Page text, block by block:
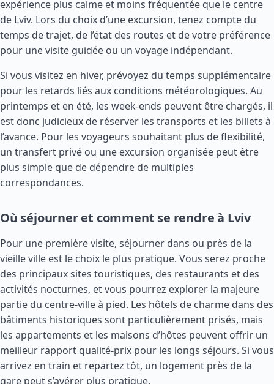
expérience plus calme et moins fréquentée que le centre
de Lviv. Lors du choix d’une excursion, tenez compte du
temps de trajet, de l’état des routes et de votre préférence
pour une visite guidée ou un voyage indépendant.
Si vous visitez en hiver, prévoyez du temps supplémentaire
pour les retards liés aux conditions météorologiques. Au
printemps et en été, les week-ends peuvent être chargés, il
est donc judicieux de réserver les transports et les billets à
l’avance. Pour les voyageurs souhaitant plus de flexibilité,
un transfert privé ou une excursion organisée peut être
plus simple que de dépendre de multiples
correspondances.
Où séjourner et comment se rendre à Lviv
Pour une première visite, séjourner dans ou près de la
vieille ville est le choix le plus pratique. Vous serez proche
des principaux sites touristiques, des restaurants et des
activités nocturnes, et vous pourrez explorer la majeure
partie du centre-ville à pied. Les hôtels de charme dans des
bâtiments historiques sont particulièrement prisés, mais
les appartements et les maisons d’hôtes peuvent offrir un
meilleur rapport qualité-prix pour les longs séjours. Si vous
arrivez en train et repartez tôt, un logement près de la
gare peut s’avérer plus pratique.